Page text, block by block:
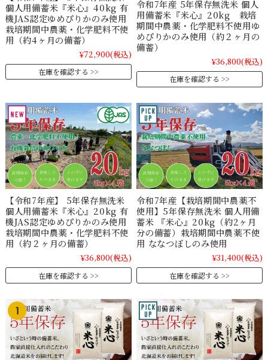
個人用備蓄米『米心』40kg 有
機JAS認定ゆめぴりかのみ使用
栽培期間中農薬・化学肥料不使
用（約4ヶ月の備蓄）
¥72,900(税込)
在庫を確認する
令和7年産 5年保存無洗米 個人
用備蓄米『米心』20kg 栽培
期間中農薬・化学肥料不使用ゆ
めぴりかのみ使用（約２ヶ月の
備蓄）
¥36,800(税込)
在庫を確認する
【令和7年産】 5年保存無洗米
個人用備蓄米『米心』20kg 有
機JAS認定ゆめぴりかのみ使用
栽培期間中農薬・化学肥料不使
用（約２ヶ月の備蓄）
¥36,800(税込)
在庫を確認する
令和7年産【栽培期間中農薬不
使用】5年保存無洗米 個人用備
蓄米 『米心』20kg（約2ヶ月
分の備蓄）栽培期間中農薬不使
用 ななつぼしのみ使用
¥31,400(税込)
在庫を確認する